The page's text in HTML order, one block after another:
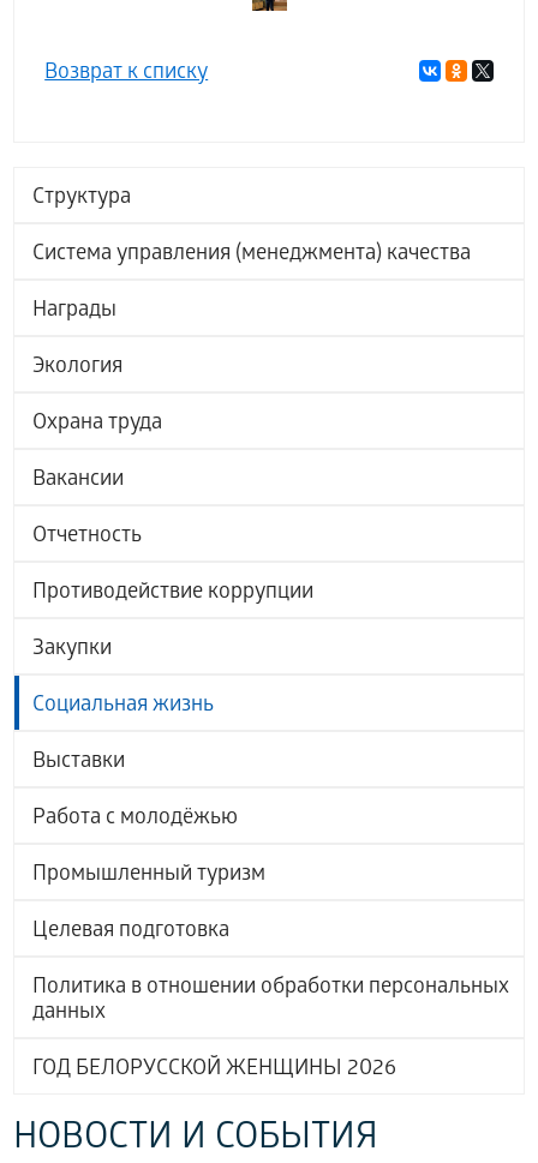
Структура
Система управления (менеджмента) качества
Награды
Экология
Охрана труда
Вакансии
Отчетность
Противодействие коррупции
Закупки
Социальная жизнь
Выставки
Работа с молодёжью
Промышленный туризм
Целевая подготовка
Политика в отношении обработки персональных
данных
ГОД БЕЛОРУССКОЙ ЖЕНЩИНЫ 2026
НОВОСТИ И СОБЫТИЯ
Возврат к списку